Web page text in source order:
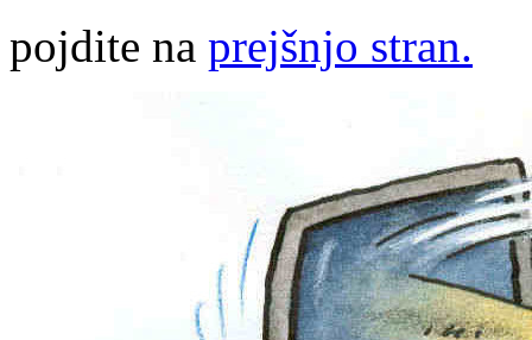
pojdite na prejšnjo stran.